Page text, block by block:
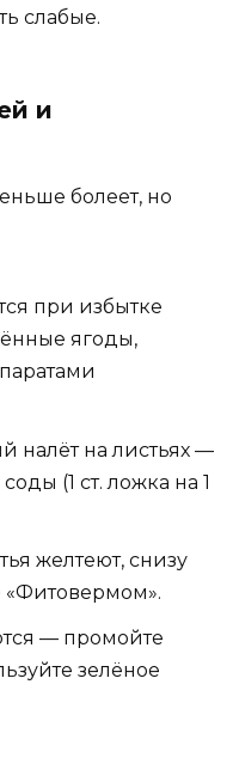
слабые.
и
болеет, но
при избытке
ягоды,
налёт на листьях —
(1 ст. ложка на 1
желтеют, снизу
«Фитовермом».
— промойте
зелёное